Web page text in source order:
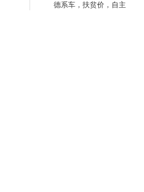
德系车，扶贫价，自主